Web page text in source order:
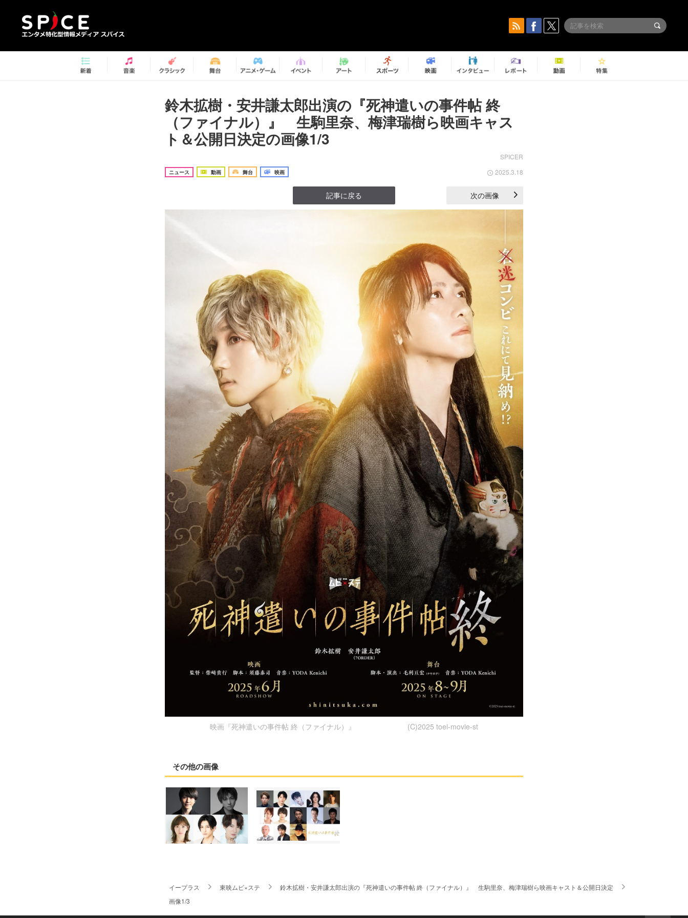
鈴木拡樹・安井謙太郎出演の『死神遣いの事件帖 終
（ファイナル）』 生駒里奈、梅津瑞樹ら映画キャス
ト＆公開日決定の画像1/3
SPICER
ニュース 動画 舞台 映画 2025.3.18
記事に戻る 次の画像
映画『死神遣いの事件帖 終（ファイナル）』 (C)2025 toei-movie-st
その他の画像
イープラス 東映ムビ×ステ
鈴木拡樹・安井謙太郎出演の『死神遣いの事件帖 終（ファイナル）』 生駒里奈、梅津瑞樹ら映画キャスト＆公開日決定
画像1/3